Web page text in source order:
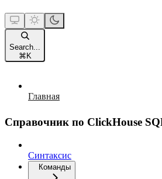
Search...
⌘ K
Главная
Справочник по ClickHouse
Синтаксис
Команды